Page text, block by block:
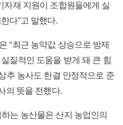
자재 지원이 조합원들에게 실
다”고 말했다.
“최근 농약값 상승으로 방제
질적인 도움을 받게 돼 큰 힘
추 농사도 한결 안정적으로 준
의 뜻을 전했다.
는 농산물은 산지 농업인의